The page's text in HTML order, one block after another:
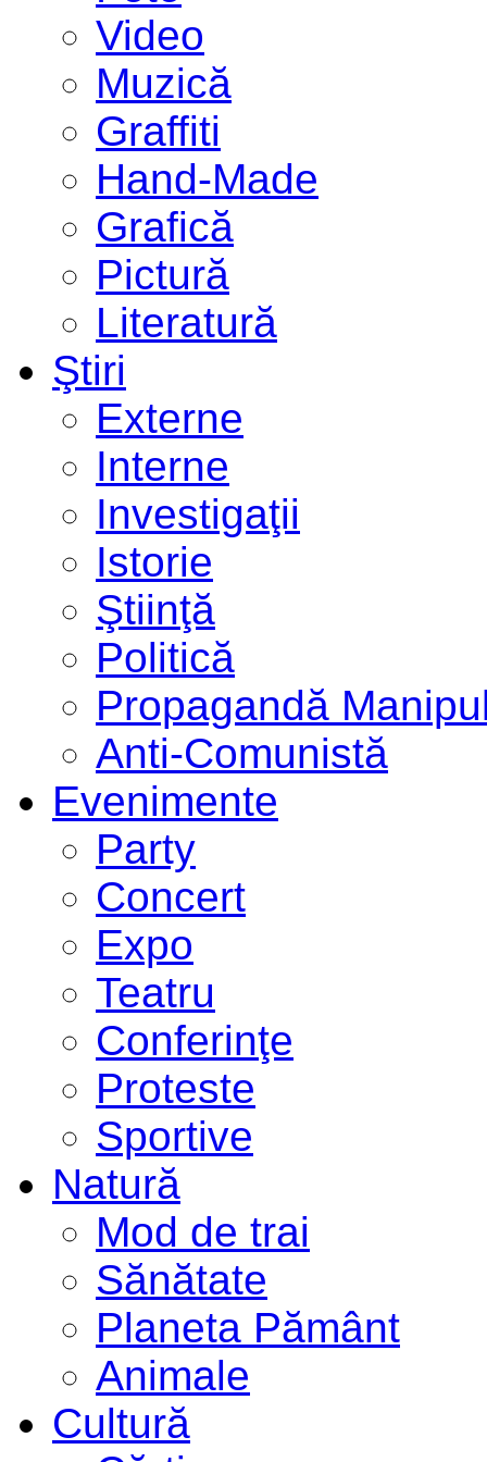
Video
Muzică
Graffiti
Hand-Made
Grafică
Pictură
Literatură
Ştiri
Externe
Interne
Investigaţii
Istorie
Ştiinţă
Politică
Propagandă
Anti-Comunistă
Evenimente
Party
Concert
Expo
Teatru
Conferinţe
Proteste
Sportive
Natură
Mod de trai
Sănătate
Planeta Pământ
Animale
Cultură